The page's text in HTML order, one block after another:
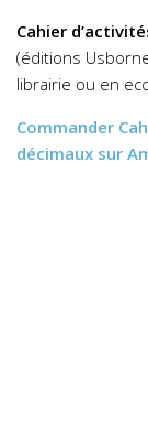
Cahier
(éditions
librairie ou en
Commander
décimaux sur